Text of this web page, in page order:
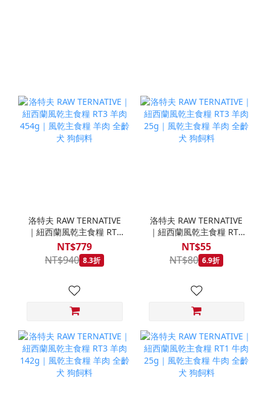
洛特夫 RAW TERNATIVE
｜紐西蘭風乾主食糧 RT3
羊肉 454g｜風乾主食糧
羊肉 全齡犬 狗飼料
NT$779
NT$940 8.3折
洛特夫 RAW TERNATIVE
｜紐西蘭風乾主食糧 RT3
羊肉 25g｜風乾主食糧 羊
肉 全齡犬 狗飼料
NT$55
NT$80 6.9折